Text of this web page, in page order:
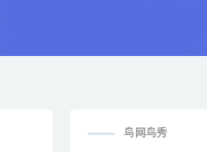
鸟网鸟秀